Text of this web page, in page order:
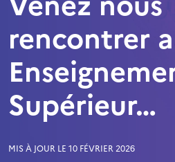
rencontrer
Supérieur…
MIS À JOUR LE 10 FÉVRIER 2026